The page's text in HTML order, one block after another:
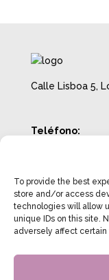
To provide the best
store and/or access
technologies will allow
unique IDs on this site.
adversely affect
Calle Lisboa 5,
Teléfono:
Horario con
Lunes a Jueves
Viernes de 8:00